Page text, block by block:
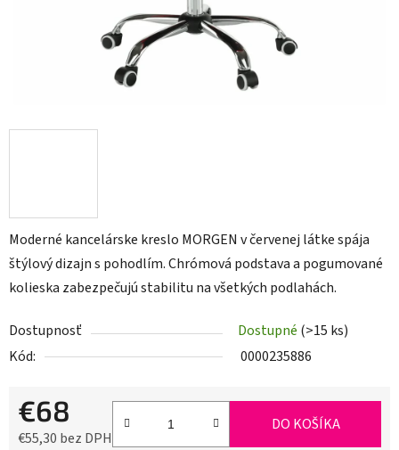
Moderné kancelárske kreslo MORGEN v červenej látke spája
štýlový dizajn s pohodlím. Chrómová podstava a pogumované
kolieska zabezpečujú stabilitu na všetkých podlahách.
Dostupnosť Dostupné (>15 ks)
Kód:
0000235886
€68
€55,30 bez DPH
DO KOŠÍKA